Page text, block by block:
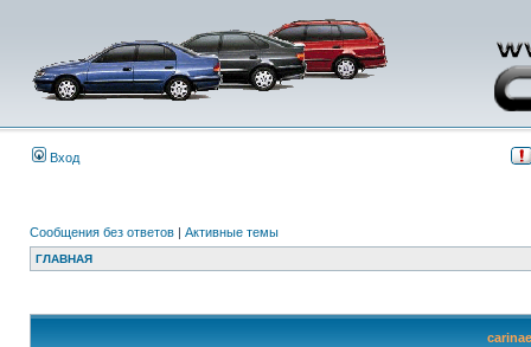
Вход
Сообщения без ответов | Активные темы
ГЛАВНАЯ